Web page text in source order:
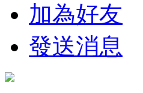
加為好友
發送消息